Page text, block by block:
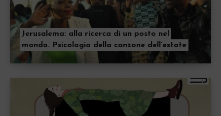
Jerusalema: alla ricerca di un posto nel
mondo. Psicologia della canzone dell’estate